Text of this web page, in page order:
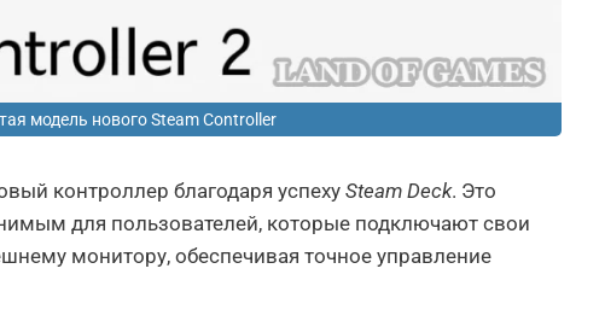
модель нового Steam Controller
контроллер благодаря успеху Steam Deck. Это
для пользователей, которые подключают свои
монитору, обеспечивая точное управление